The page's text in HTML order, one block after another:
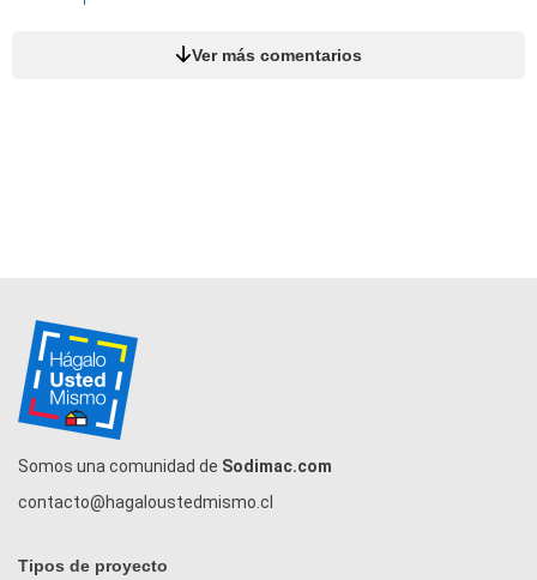
Ver más comentarios
Somos una comunidad de Sodimac.com
contacto@hagaloustedmismo.cl
Tipos de proyecto